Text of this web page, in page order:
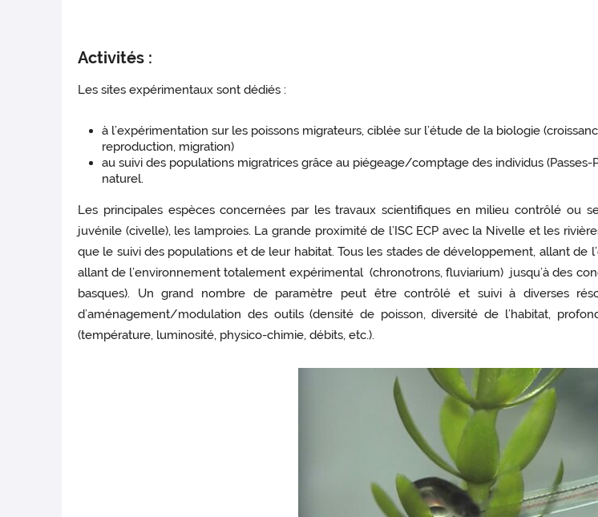
Activités :
Les sites expérimentaux sont dédiés :
à l’expérimentation sur les poissons migrateurs, ciblée sur l’étude de la biologie
reproduction, migration)
au suivi des populations migratrices grâce au piégeage/comptage des individus
naturel.
Les principales espèces concernées par les travaux scientifiques en milieu contrôlé ou
juvénile (civelle), les lamproies. La grande proximité de l’ISC ECP avec la Nivelle et les
que le suivi des populations et de leur habitat. Tous les stades de développement, allant de
allant de l’environnement totalement expérimental (chronotrons, fluviarium) jusqu’à des
basques). Un grand nombre de paramètre peut être contrôlé et suivi à diverses
d’aménagement/modulation des outils (densité de poisson, diversité de l’habitat,
(température, luminosité, physico-chimie, débits, etc.).